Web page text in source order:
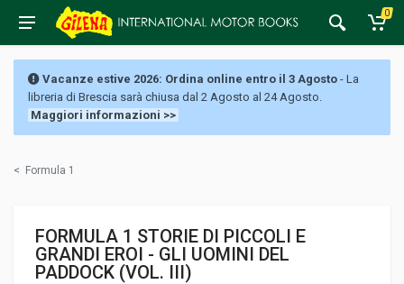
0
Vacanze estive 2026: Ordina online entro il 3 Agosto - La
libreria di Brescia sarà chiusa dal 2 Agosto al 24 Agosto.
Maggiori informazioni >>
< Formula 1
FORMULA 1 STORIE DI PICCOLI E
GRANDI EROI - GLI UOMINI DEL
PADDOCK (VOL. III)